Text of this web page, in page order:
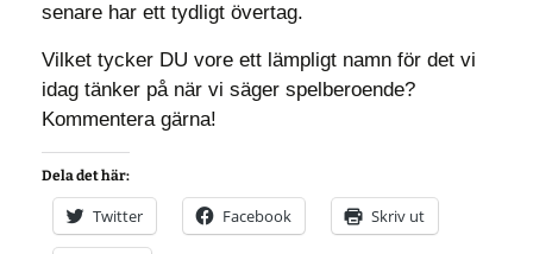
senare har ett tydligt övertag.
Vilket tycker DU vore ett lämpligt namn för det vi
idag tänker på när vi säger spelberoende?
Kommentera gärna!
Dela det här:
Twitter Facebook Skriv ut